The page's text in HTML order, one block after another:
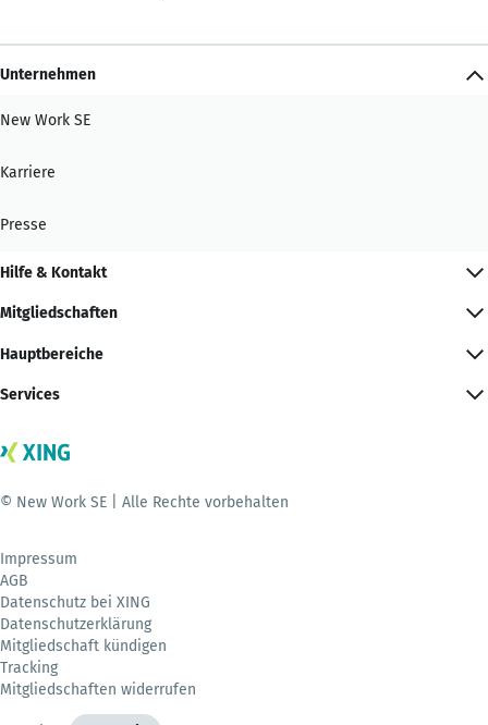
Unternehmen
New Work SE
Karriere
Presse
Hilfe & Kontakt
Mitgliedschaften
Hauptbereiche
Services
© New Work SE | Alle Rechte vorbehalten
Impressum
AGB
Datenschutz bei XING
Datenschutzerklärung
Mitgliedschaft kündigen
Tracking
Mitgliedschaften widerrufen